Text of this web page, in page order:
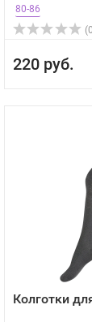
80-86
220 руб.
Колготки